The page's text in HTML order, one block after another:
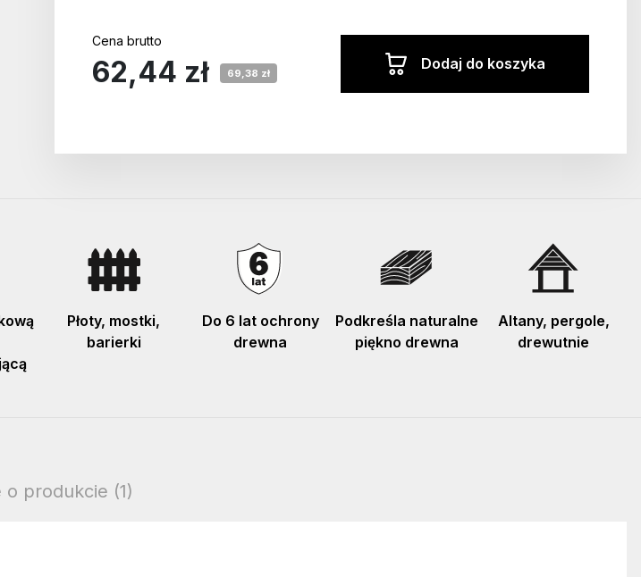
Cena brutto
62,44 zł 69,38 zł
Dodaj do koszyka
Płoty, mostki,
barierki
Do 6 lat ochrony
drewna
Podkreśla naturalne
piękno drewna
Altany, pergole,
drewutnie
o produkcie (1)